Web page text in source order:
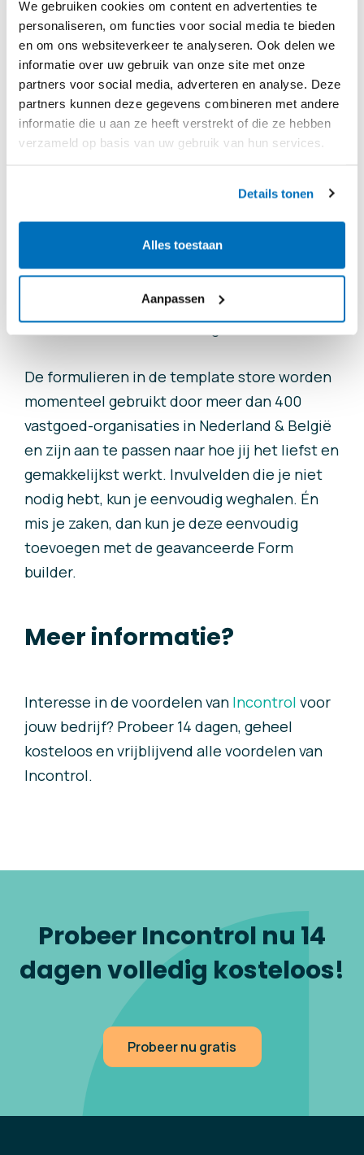
We gebruiken cookies om content en advertenties te
personaliseren, om functies voor social media te bieden
en om ons websiteverkeer te analyseren. Ook delen we
informatie over uw gebruik van onze site met onze
partners voor social media, adverteren en analyse. Deze
partners kunnen deze gegevens combineren met andere
informatie die u aan ze heeft verstrekt of die ze hebben
verzameld op basis van uw gebruik van hun services.
Details tonen
Alles toestaan
Aanpassen
Kant-en-klare templates
Toen HBV na een selectie-procedure
de template store van Incontrol
invoeren van de voor ons relevante
expertises werden de formulieren
automatisch voor ons klaargezet".
De formulieren in de template store worden
momenteel gebruikt door meer dan 400
vastgoed-organisaties in Nederland & België
en zijn aan te passen naar hoe jij het liefst en
gemakkelijkst werkt. Invulvelden die je niet
nodig hebt, kun je eenvoudig weghalen. Én
mis je zaken, dan kun je deze eenvoudig
toevoegen met de geavanceerde Form
builder.
Meer informatie?
Interesse in de voordelen van Incontrol voor
jouw bedrijf? Probeer 14 dagen, geheel
kosteloos en vrijblijvend alle voordelen van
Incontrol.
Probeer Incontrol nu 14
dagen volledig kosteloos!
Probeer nu gratis